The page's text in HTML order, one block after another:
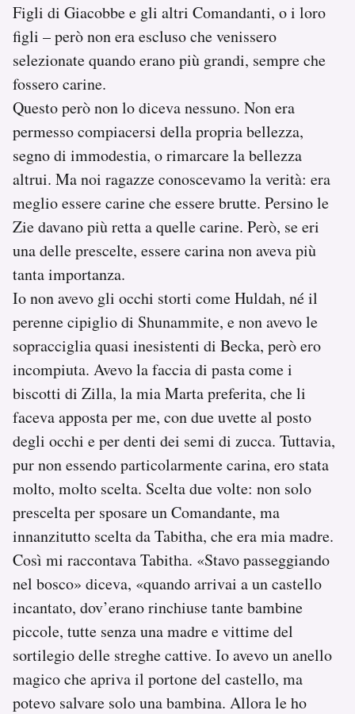
Figli di Giacobbe e gli altri Comandanti, o i loro
figli – però non era escluso che venissero
selezionate quando erano più grandi, sempre che
fossero carine.
Questo però non lo diceva nessuno. Non era
permesso compiacersi della propria bellezza,
segno di immodestia, o rimarcare la bellezza
altrui. Ma noi ragazze conoscevamo la verità: era
meglio essere carine che essere brutte. Persino le
Zie davano più retta a quelle carine. Però, se eri
una delle prescelte, essere carina non aveva più
tanta importanza.
Io non avevo gli occhi storti come Huldah, né il
perenne cipiglio di Shunammite, e non avevo le
sopracciglia quasi inesistenti di Becka, però ero
incompiuta. Avevo la faccia di pasta come i
biscotti di Zilla, la mia Marta preferita, che li
faceva apposta per me, con due uvette al posto
degli occhi e per denti dei semi di zucca. Tuttavia,
pur non essendo particolarmente carina, ero stata
molto, molto scelta. Scelta due volte: non solo
prescelta per sposare un Comandante, ma
innanzitutto scelta da Tabitha, che era mia madre.
Così mi raccontava Tabitha. «Stavo passeggiando
nel bosco» diceva, «quando arrivai a un castello
incantato, dov’erano rinchiuse tante bambine
piccole, tutte senza una madre e vittime del
sortilegio delle streghe cattive. Io avevo un anello
magico che apriva il portone del castello, ma
potevo salvare solo una bambina. Allora le ho